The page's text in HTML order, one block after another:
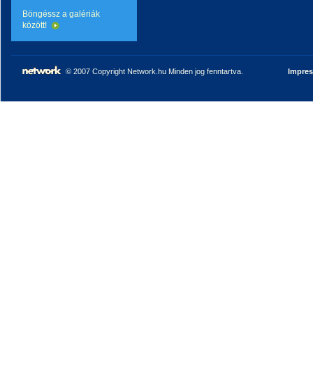
Böngéssz a galériák
között!
© 2007 Copyright Network.hu Minden jog fenntartva.